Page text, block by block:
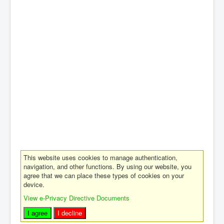
This website uses cookies to manage authentication,
navigation, and other functions. By using our website, you
agree that we can place these types of cookies on your
device.
View e-Privacy Directive Documents
I agree
I decline